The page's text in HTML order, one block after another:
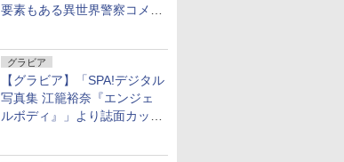
要素もある異世界警察コメデ
グラビア
【グラビア】「SPA!デジタル
写真集 江籠裕奈『エンジェ
ルボディ』」より誌面カット